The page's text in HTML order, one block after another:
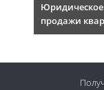
Юридическое
продажи